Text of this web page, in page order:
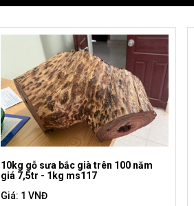
10kg gỗ sưa bắc già trên 100 năm
giá 7,5tr - 1kg ms117
Giá: 1 VNĐ